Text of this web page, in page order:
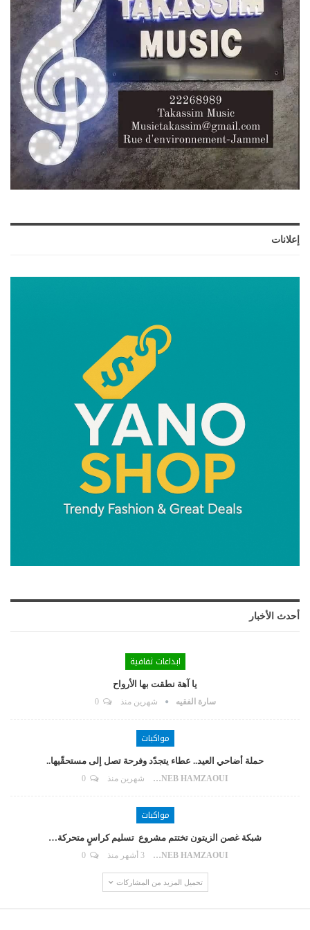
إعلانات
أحدث الأخبار
ابداعات ثقافية
يا آهة نطقت بها الأرواح
سارة الفقيه شهرين منذ 0
مواكبات
حملة أضاحي العيد.. عطاء يتجدّد وفرحة تصل إلى مستحقّيها..
ZAYNEB HAMZAOUI شهرين منذ
مواكبات
شبكة غصن الزيتون تختتم مشروع تسليم كراسٍ متحركة…
ZAYNEB HAMZAOUI 3 أشهر منذ
تحميل المزيد من المشاركات